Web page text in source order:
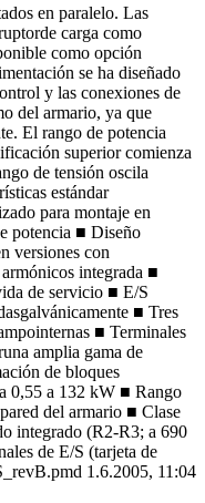
en paralelo. Las
carga como
como opción
se ha diseñado
y las conexiones de
del armario, ya que
El rango de potencia
superior comienza
de tensión oscila
estándar
para montaje en
potencia ■ Diseño
versiones con
integrada ■
de servicio ■ E/S
■ Tres
■ Terminales
amplia gama de
de bloques
0,55 a 132 kW ■ Rango
del armario ■ Clase
integrado (R2-R3; a 690
de E/S (tarjeta de
1.6.2005, 11:04